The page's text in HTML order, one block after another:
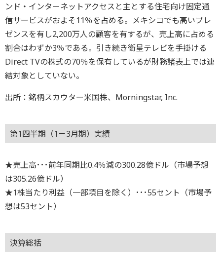
ンド・インターネットアクセスと主とする住宅向け固定通
信サービスがおよそ11％を占める。メキシコでも高いプレ
ゼンスを有し2,200万人の顧客を有するが、売上高に占める
割合はわずか3％である。引き続き衛星テレビを手掛ける
Direct TVの株式の70％を保有しているが財務諸表上では連
結対象としていない。
出所：銘柄スカウター米国株、Morningstar, Inc.
第1四半期（1－3月期）実績
★売上高･･･前年同期比0.4％減の300.28億ドル（市場予想
は305.26億ドル）
★1株当たり利益（一部項目を除く）･･･55セント（市場予
想は53セント）
決算総括